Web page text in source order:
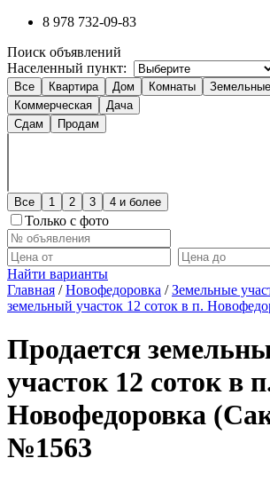
8 978 732-09-83
Поиск объявлений
Населенный пункт:
Все Квартира Дом Комнаты
Коммерческая
Дача
Сдам
Продам
Все 1 2 3 4 и более
Только с фото
Найти варианты
Главная /Новофедоровка /Земельные
земельный участок 12 соток в п.
Продается
участок 12 соток в
Новофедоровка
№1563